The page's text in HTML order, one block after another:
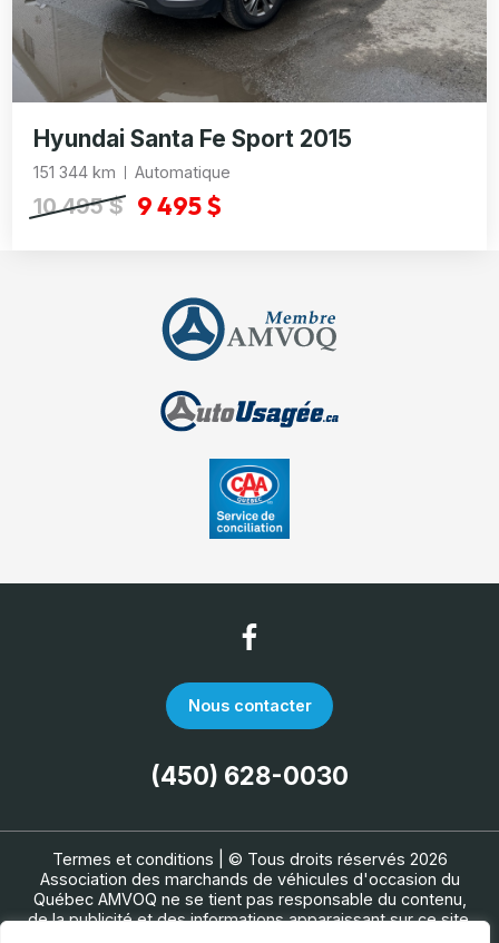
Hyundai Santa Fe Sport 2015
151 344 km Automatique
10 495 $ 9 495 $
Nous contacter
(450) 628-0030
Termes et conditions | © Tous droits réservés 2026
Association des marchands de véhicules d'occasion du
Québec AMVOQ ne se tient pas responsable du contenu,
de la publicité et des informations apparaissant sur ce site.